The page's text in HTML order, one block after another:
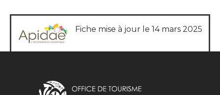
Fiche mise à jour le 14 mars 2025